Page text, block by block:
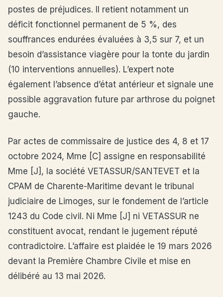
postes de préjudices. Il retient notamment un
déficit fonctionnel permanent de 5 %, des
souffrances endurées évaluées à 3,5 sur 7, et un
besoin d’assistance viagère pour la tonte du jardin
(10 interventions annuelles). L’expert note
également l’absence d’état antérieur et signale une
possible aggravation future par arthrose du poignet
gauche.
Par actes de commissaire de justice des 4, 8 et 17
octobre 2024, Mme [C] assigne en responsabilité
Mme [J], la société VETASSUR/SANTEVET et la
CPAM de Charente-Maritime devant le tribunal
judiciaire de Limoges, sur le fondement de l’article
1243 du Code civil. Ni Mme [J] ni VETASSUR ne
constituent avocat, rendant le jugement réputé
contradictoire. L’affaire est plaidée le 19 mars 2026
devant la Première Chambre Civile et mise en
délibéré au 13 mai 2026.